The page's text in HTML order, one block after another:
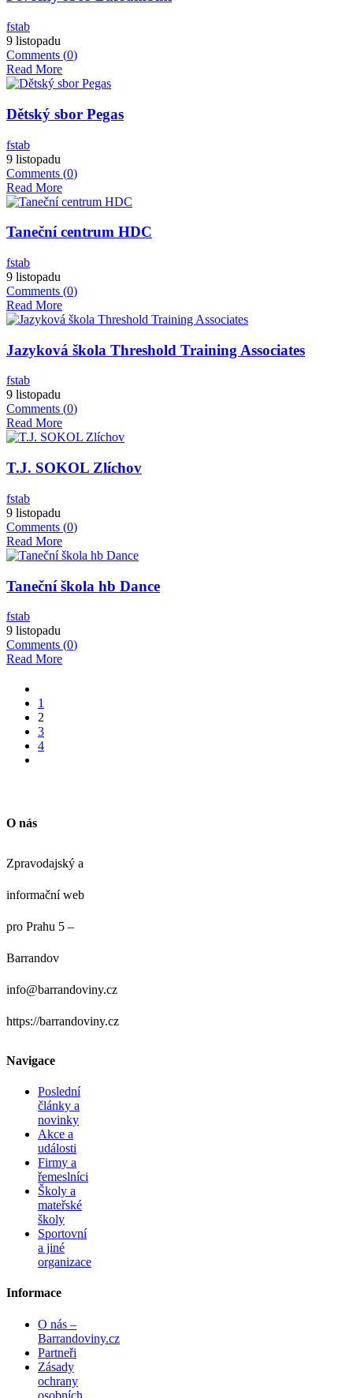
fstab
9 listopadu
Comments (0)
Read More
Dětský sbor Pegas
fstab
9 listopadu
Comments (0)
Read More
Taneční centrum HDC
fstab
9 listopadu
Comments (0)
Read More
Jazyková škola Threshold Training Associates
fstab
9 listopadu
Comments (0)
Read More
T.J. SOKOL Zlíchov
fstab
9 listopadu
Comments (0)
Read More
Taneční škola hb Dance
fstab
9 listopadu
Comments (0)
Read More
1
2
3
4
O nás
Zpravodajský a
informační web
pro Prahu 5 –
Barrandov
info@barrandoviny.cz
https://barrandoviny.cz
Navigace
Poslední
články a
novinky
Akce a
události
Firmy a
řemeslníci
Školy a
mateřské
školy
Sportovní
a jiné
organizace
Informace
O nás –
Barrandoviny.cz
Partneři
Zásady
ochrany
osobních